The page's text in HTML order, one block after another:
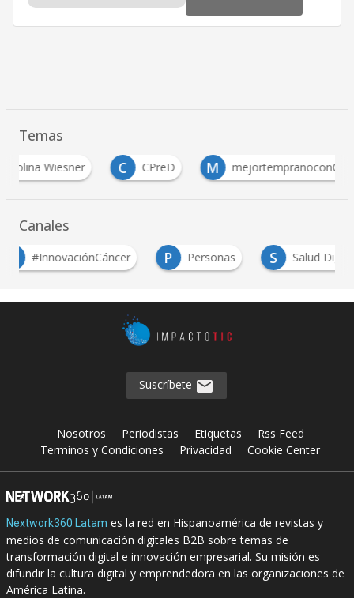
Temas
C
CPreD M mejortempranoconCPreD S
Canales
P Personas S Salud Digital
Suscríbete
Nosotros Periodistas Etiquetas
Rss Feed
Terminos y Condiciones
Privacidad Cookie Center
Nextwork360 Latam es la red en Hispanoamérica de revistas y
medios de comunicación digitales B2B sobre temas de
transformación digital e innovación empresarial. Su misión es
difundir la cultura digital y emprendedora en las organizaciones de
América Latina.